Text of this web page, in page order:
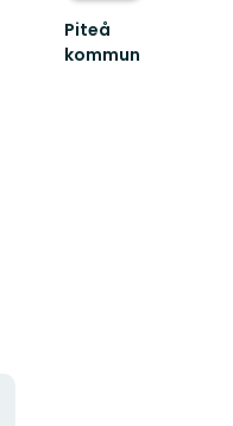
Piteå
kommun